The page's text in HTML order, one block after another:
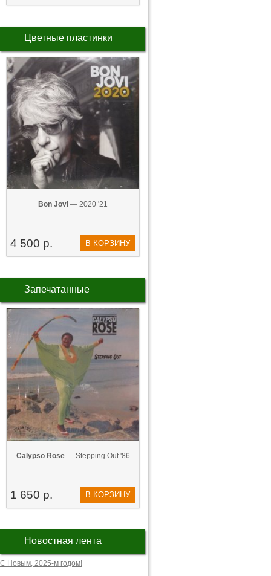
Цветные пластинки
Bon Jovi — 2020 '21
4 500 р. В КОРЗИНУ
Запечатанные
Calypso Rose— Stepping Out '86
1 650 р. В КОРЗИНУ
Новостная лента
С Новым, 2025-м годом!